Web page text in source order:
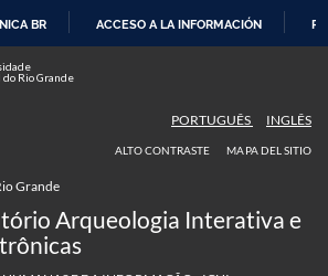
BR ACCESO A LA INFORMACIÓN
do Rio Grande
PORTUGUÊS INGLÊS
ALTO CONTRASTE MAPA DEL SITIO
Grande
Arqueologia Interativa e